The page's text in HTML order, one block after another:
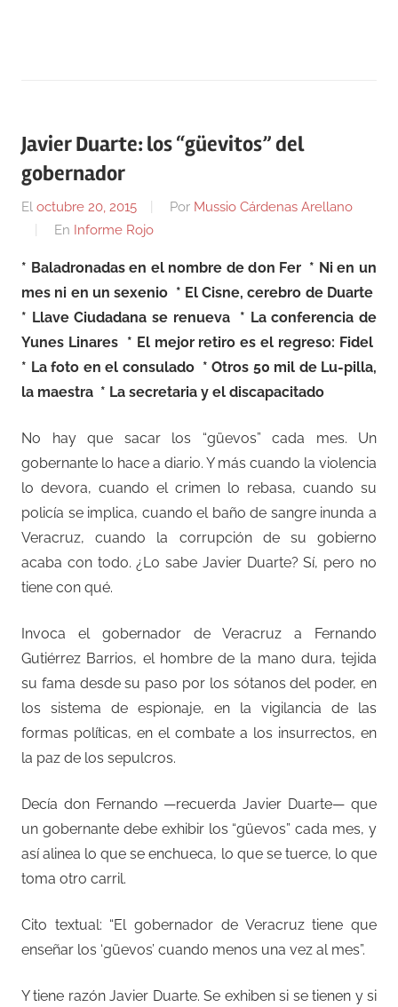
Javier Duarte: los “güevitos” del
gobernador
El octubre 20, 2015 Por Mussio Cárdenas Arellano
En Informe Rojo
* Baladronadas en el nombre de don Fer * Ni en un
mes ni en un sexenio * El Cisne, cerebro de Duarte
* Llave Ciudadana se renueva * La conferencia de
Yunes Linares * El mejor retiro es el regreso: Fidel
* La foto en el consulado * Otros 50 mil de Lu-pilla,
la maestra * La secretaria y el discapacitado
No hay que sacar los “güevos” cada mes. Un
gobernante lo hace a diario. Y más cuando la violencia
lo devora, cuando el crimen lo rebasa, cuando su
policía se implica, cuando el baño de sangre inunda a
Veracruz, cuando la corrupción de su gobierno
acaba con todo. ¿Lo sabe Javier Duarte? Sí, pero no
tiene con qué.
Invoca el gobernador de Veracruz a Fernando
Gutiérrez Barrios, el hombre de la mano dura, tejida
su fama desde su paso por los sótanos del poder, en
los sistema de espionaje, en la vigilancia de las
formas políticas, en el combate a los insurrectos, en
la paz de los sepulcros.
Decía don Fernando —recuerda Javier Duarte— que
un gobernante debe exhibir los “güevos” cada mes, y
así alinea lo que se enchueca, lo que se tuerce, lo que
toma otro carril.
Cito textual: “El gobernador de Veracruz tiene que
enseñar los ‘güevos’ cuando menos una vez al mes”.
Y tiene razón Javier Duarte. Se exhiben si se tienen y si